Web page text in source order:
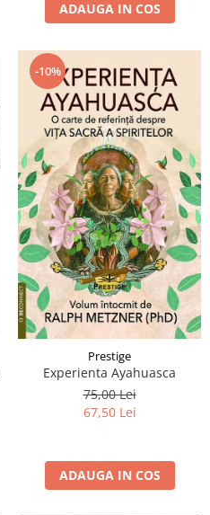
ADAUGA IN COS
-10%
Prestige
Experienta Ayahuasca
75,00 Lei
67,50 Lei
ADAUGA IN COS